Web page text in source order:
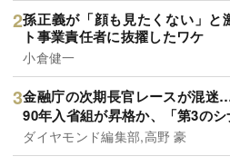
孫正義が「顔も見たくない」と
ト事業責任者に抜擢したワケ
小倉健一
金融庁の次期長官レースが混迷
90年入省組が昇格か、「第3の
ダイヤモンド編集部,高野 豪